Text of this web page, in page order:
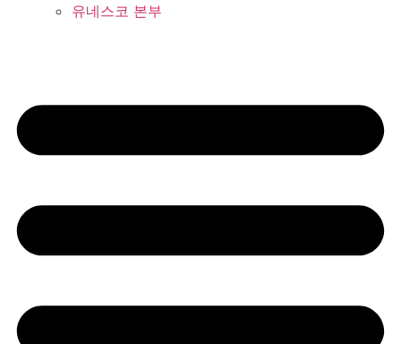
유네스코 본부